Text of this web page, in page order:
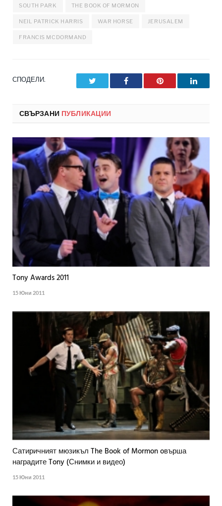
SOUTH PARK THE BOOK OF MORMON
NEIL PATRICK HARRIS WAR HORSE JERUSALEM
FRANCIS MCDORMAND
СПОДЕЛИ. Facebook Pinterest
СВЪРЗАНИ ПУБЛИКАЦИИ
Tony Awards 2011
15 Юни 2011
Сатиричният мюзикъл The Book of Mormon oвърша
наградите Tony (Снимки и видео)
15 Юни 2011